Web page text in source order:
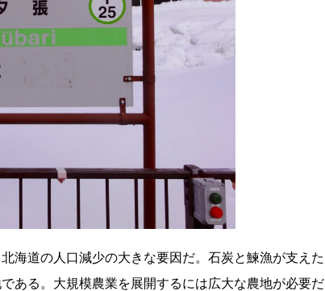
海道の人口減少の大きな要因だ。石炭と鰊漁が支えた
ある。大規模農業を展開するには広大な農地が必要だ